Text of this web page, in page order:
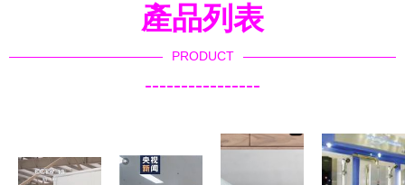
產品列表
PRODUCT
----------------